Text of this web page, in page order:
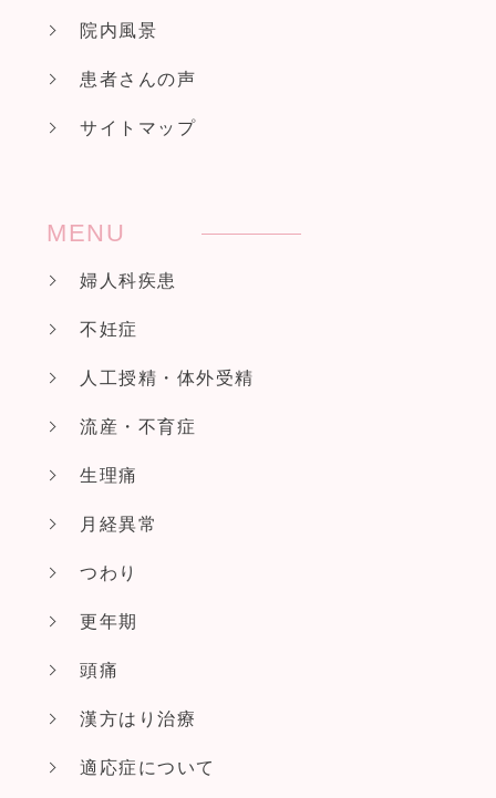
院内風景
患者さんの声
サイトマップ
MENU
婦人科疾患
不妊症
人工授精・体外受精
流産・不育症
生理痛
月経異常
つわり
更年期
頭痛
漢方はり治療
適応症について